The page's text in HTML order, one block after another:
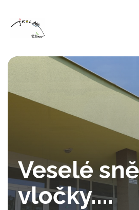
Veselé
vločky....